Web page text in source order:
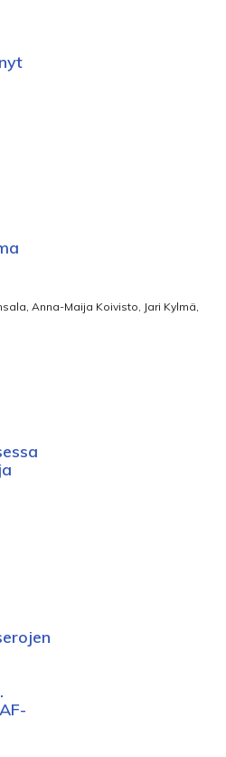
Anna-Maija Koivisto, Jari Kylmä,